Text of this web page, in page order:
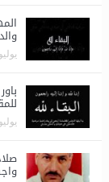
يوليو 17, 2026
يوليو 17, 2026